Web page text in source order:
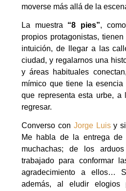
moverse más allá de la
La muestra “8 pies”,
propios protagonistas,
intuición, de llegar a las
ciudad, y regalarnos una
y áreas habituales
mímico que tiene la
que representa esta urbe,
regresar.
Converso con Jorge Luisy
Me habla de la entrega de
muchachas; de los
trabajado para conformar
agradecimiento a ellos…
además, al eludir